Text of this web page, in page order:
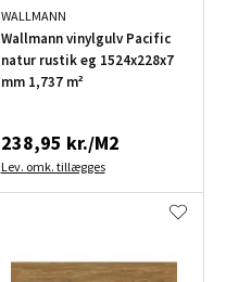
WALLMANN
Wallmann vinylgulv Pacific
natur rustik eg 1524x228x7
mm 1,737 m²
238,95 kr./M2
Lev. omk. tillægges